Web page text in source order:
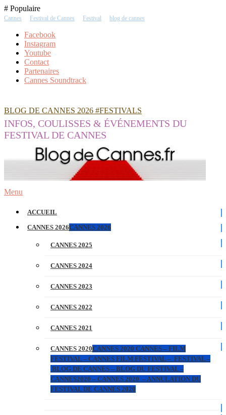
Skip
To
# Populaire
Cannes Festival de Cannes Festival blog de cannes
Facebook
Instagram
Youtube
Contact
Partenaires
Cannes Soundtrack
BLOG DE CANNES 2026 #FESTIVALS
INFOS, COULISSES & ÉVÉNEMENTS DU
FESTIVAL DE CANNES
Menu
ACCUEIL
CANNES 2026CANNES 2026
CANNES 2025
CANNES 2024
CANNES 2023
CANNES 2022
CANNES 2021
CANNES 2020CANNES 2020 CANNES – FILM
FESTIVAL – CANNES FILM FESTIVAL – FESTIVAL –
BLOG DE CANNES – BLOG DU FESTIVAL –
CANNES2020 – CANNES 2020 – ANNULATION DU
FESTIVAL DE CANNES 2020